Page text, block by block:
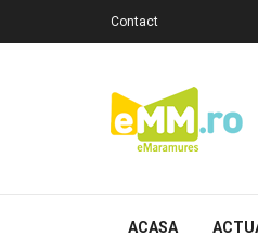
Contact
ACASA